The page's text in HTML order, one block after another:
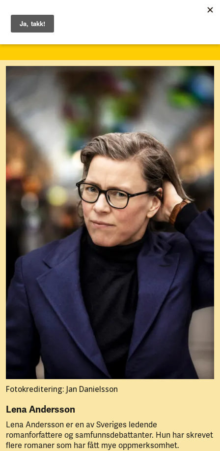
Fotokreditering: Jan Danielsson
Lena Andersson
Lena Andersson er en av Sveriges ledende
romanforfattere og samfunnsdebattanter. Hun har skrevet
flere romaner som har fått mye oppmerksomhet.